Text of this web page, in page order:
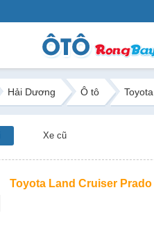
Hải Dương Ô tô Toyota
Xe cũ
Toyota Land Cruiser Prado